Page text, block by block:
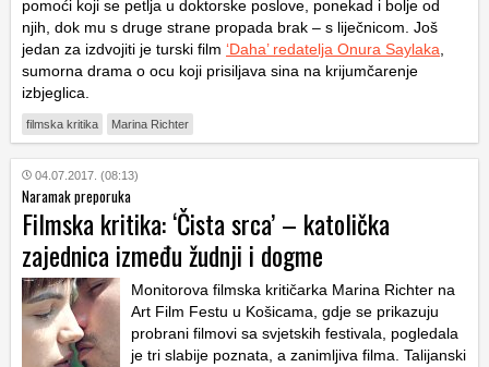
pomoći koji se petlja u doktorske poslove, ponekad i bolje od
njih, dok mu s druge strane propada brak – s liječnicom. Još
jedan za izdvojiti je turski film ‘Daha’ redatelja Onura Saylaka
sumorna drama o ocu koji prisiljava sina na krijumčarenje
izbjeglica.
filmska kritika Marina Richter
04.07.2017. (08:13)
Naramak preporuka
Filmska kritika: ‘Čista srca’ – katolička
zajednica između žudnji i dogme
Monitorova filmska kritičarka Marina Richter na
Art Film Festu u Košicama, gdje se prikazuju
probrani filmovi sa svjetskih festivala, pogledala
je tri slabije poznata, a zanimljiva filma. Talijanski